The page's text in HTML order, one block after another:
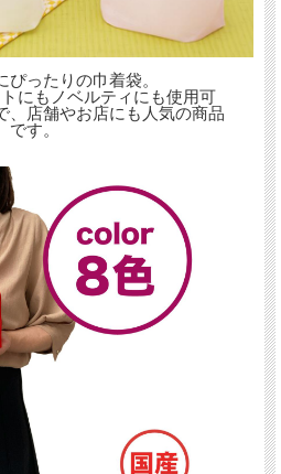
ぴったりの巾着袋。
にもノベルティにも使用可
、店舗やお店にも人気の商品
です。